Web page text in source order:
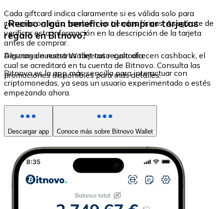
Cada giftcard indica claramente si es válida solo para
compras online o también en tiendas físicas. Asegúrate de
verificar esta información en la descripción de la tarjeta
antes de comprar.
¿Recibo algún beneficio al comprar tarjetas
regalo en Bitnovo?
Algunas de nuestras tarjetas regalo ofrecen cashback, el
cual se acreditará en tu cuenta de Bitnovo. Consulta las
promociones disponibles para más detalles.
Descarga nuestra Wallet auto-custodia
Bitnovo es la app más sencilla para interactuar con
criptomonedas, ya seas un usuario experimentado o estés
empezando ahora.
Descargar app Conoce más sobre Bitnovo Wallet